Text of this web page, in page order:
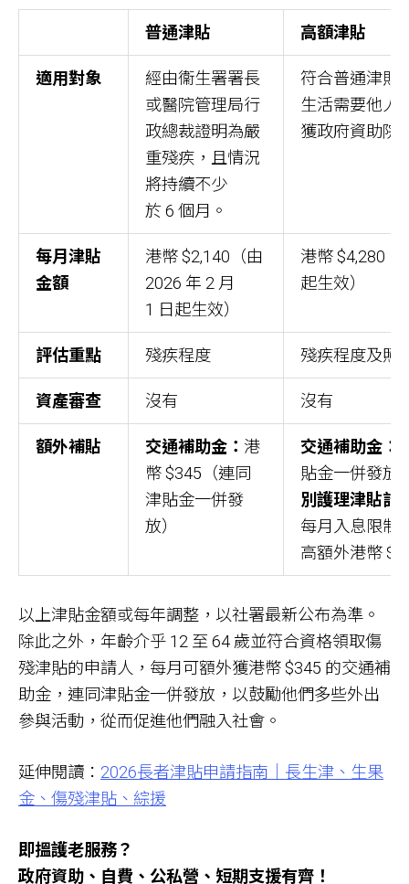
普通津貼 高額津貼
適用對象
經由衞生署署長
或醫院管理局行
政總裁證明為嚴
重殘疾，且情況
將持續不少
於 6 個月。
符合普通津貼
生活需要他人
獲政府資助院
每月津貼
金額
港幣 $2,140（由
2026 年 2 月
1 日起生效）
港幣 $4,280（
起生效）
評估重點 殘疾程度 殘疾程度及照
資產審查 沒有 沒有
額外補貼 交通補助金： 港
幣 $345（連同
津貼金一併發
放）
交通補助金：
貼金一併發放
別護理津貼計
每月入息限制
高額外港幣
以上津貼金額或每年調整，以社署最新公布為準。
除此之外，年齡介乎 12 至 64 歲並符合資格領取傷
殘津貼的申請人，每月可額外獲港幣 $345 的交通補
助金，連同津貼金一併發放，以鼓勵他們多些外出
參與活動，從而促進他們融入社會。
延伸閱讀： 2026長者津貼申請指南｜長生津、生果
金、傷殘津貼、綜援
即搵護老服務？
政府資助、自費、公私營、短期支援有齊！